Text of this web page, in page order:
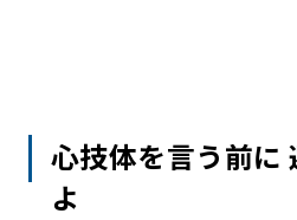
心技体を言う前に
よ